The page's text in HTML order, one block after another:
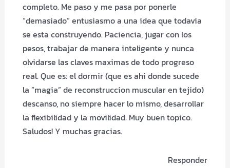
completo. Me paso y me pasa por ponerle
“demasiado” entusiasmo a una idea que todavia
se esta construyendo. Paciencia, jugar con los
pesos, trabajar de manera inteligente y nunca
olvidarse las claves maximas de todo progreso
real. Que es: el dormir (que es ahi donde sucede
la “magia” de reconstruccion muscular en tejido)
descanso, no siempre hacer lo mismo, desarrollar
la flexibilidad y la movilidad. Muy buen topico.
Saludos! Y muchas gracias.
Responder